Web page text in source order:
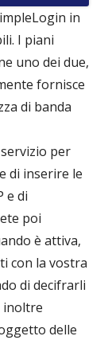
in
I piani
uno dei due,
fornisce
di banda
per
di inserire le
e di
poi
è attiva,
con la vostra
di decifrarli
inoltre
delle